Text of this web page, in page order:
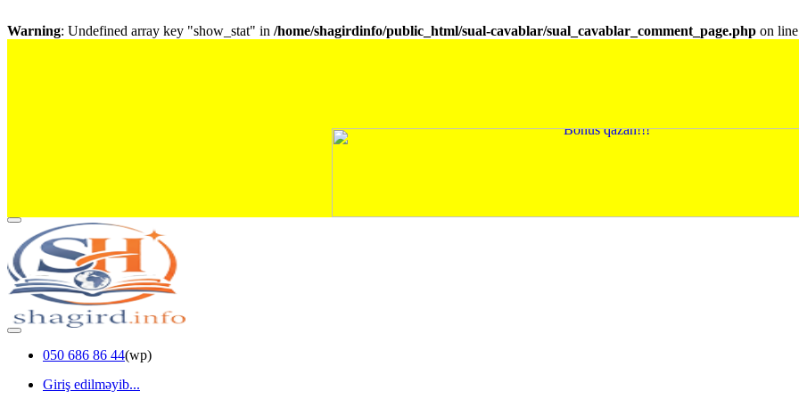
Warning: Undefined array key "show_stat" in /home/shagirdinfo/public_html/sual-cavablar/sual_cavablar_comment_page.php on
050 686 86 44(wp)
Giriş edilməyib...